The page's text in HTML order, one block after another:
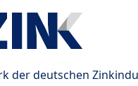
der deutschen